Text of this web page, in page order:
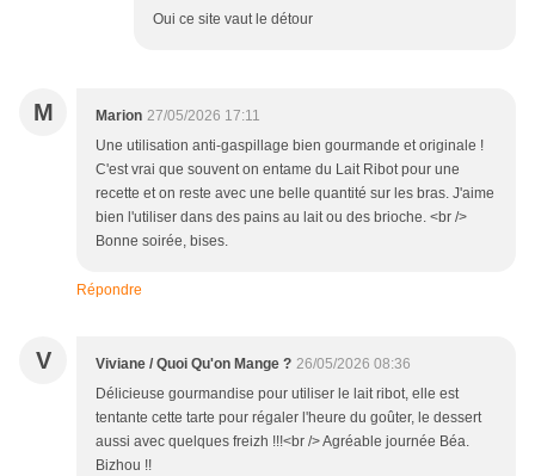
Oui ce site vaut le détour
M Marion 27/05/2026 17:11
Une utilisation anti-gaspillage bien gourmande et originale !
C'est vrai que souvent on entame du Lait Ribot pour une
recette et on reste avec une belle quantité sur les bras. J'aime
bien l'utiliser dans des pains au lait ou des brioche. <br />
Bonne soirée, bises.
Répondre
V Viviane / Quoi Qu'on Mange ? 26/05/2026 08:36
Délicieuse gourmandise pour utiliser le lait ribot, elle est
tentante cette tarte pour régaler l'heure du goûter, le dessert
aussi avec quelques freizh !!!<br /> Agréable journée Béa.
Bizhou !!